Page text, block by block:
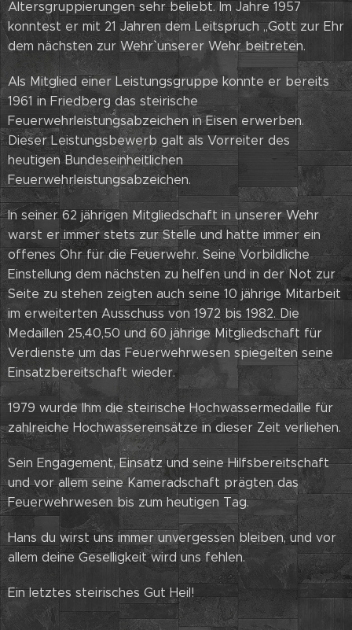
Altersgruppierungen sehr beliebt. Im Jahre 1957
konntest er mit 21 Jahren dem Leitspruch ,,Gott zur Ehr
dem nächsten zur Wehr`` unserer Wehr beitreten.
Als Mitglied einer Leistungsgruppe konnte er bereits
1961 in Friedberg das steirische
Feuerwehrleistungsabzeichen in Eisen erwerben.
Dieser Leistungsbewerb galt als Vorreiter des
heutigen Bundeseinheitlichen
Feuerwehrleistungsabzeichen.
In seiner 62 jährigen Mitgliedschaft in unserer Wehr
warst er immer stets zur Stelle und hatte immer ein
offenes Ohr für die Feuerwehr. Seine Vorbildliche
Einstellung dem nächsten zu helfen und in der Not zur
Seite zu stehen zeigten auch seine 10 jährige Mitarbeit
im erweiterten Ausschuss von 1972 bis 1982. Die
Medaillen 25,40,50 und 60 jährige Mitgliedschaft für
Verdienste um das Feuerwehrwesen spiegelten seine
Einsatzbereitschaft wieder.
1979 wurde Ihm die steirische Hochwassermedaille für
zahlreiche Hochwassereinsätze in dieser Zeit verliehen.
Sein Engagement, Einsatz und seine Hilfsbereitschaft
und vor allem seine Kameradschaft prägten das
Feuerwehrwesen bis zum heutigen Tag.
Hans du wirst uns immer unvergessen bleiben, und vor
allem deine Geselligkeit wird uns fehlen.
Ein letztes steirisches Gut Heil!